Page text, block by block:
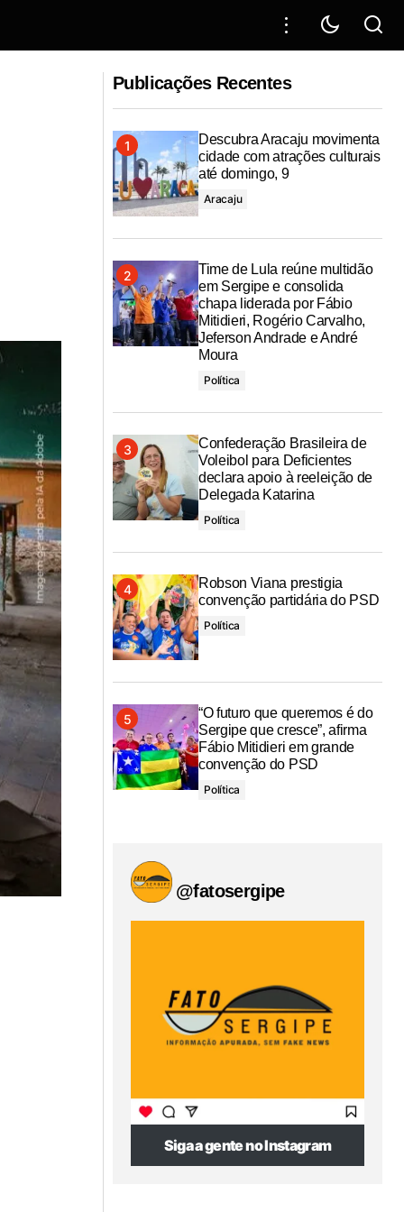
Gripário até 20 de julho para atender alta
de casos respiratórios
Publicações Recentes
Descubra Aracaju movimenta
cidade com atrações culturais
até domingo, 9
Aracaju
Time de Lula reúne multidão
em Sergipe e consolida
chapa liderada por Fábio
Mitidieri, Rogério Carvalho,
Jeferson Andrade e André
Moura
Política
Confederação Brasileira de
Voleibol para Deficientes
declara apoio à reeleição de
Delegada Katarina
Política
Robson Viana prestigia
convenção partidária do PSD
Política
“O futuro que queremos é do
Sergipe que cresce”, afirma
Fábio Mitidieri em grande
convenção do PSD
Política
@fatosergipe
Siga a gente no Instagram